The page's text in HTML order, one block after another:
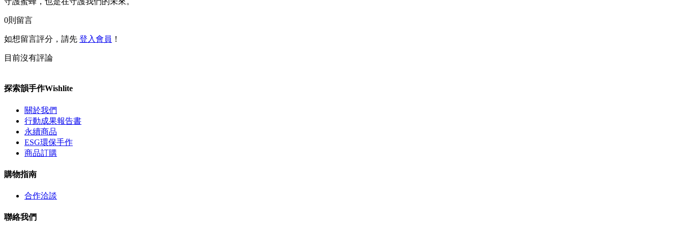
0則留言
如想留言評分，請先 登入會員 ！
目前沒有評論
探索韻手作Wishlite
關於我們
行動成果報告書
永續商品
ESG環保手作
商品訂購
購物指南
合作洽談
聯絡我們